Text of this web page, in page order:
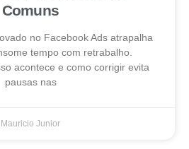
Comuns
no Facebook Ads atrapalha
tempo com retrabalho.
acontece e como corrigir evita
pausas nas
Mauricio Junior